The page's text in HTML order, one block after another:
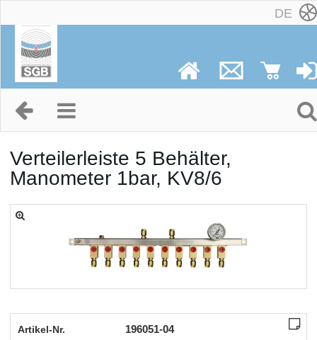
DE
Verteilerleiste 5 Behälter,
Manometer 1bar, KV8/6
Artikel-Nr. 196051-04